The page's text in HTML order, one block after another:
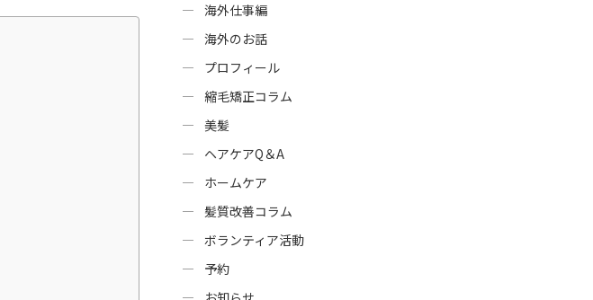
海外仕事編
海外のお話
プロフィール
縮毛矯正コラム
美髪
ヘアケアQ＆A
ホームケア
髪質改善コラム
ボランティア活動
予約